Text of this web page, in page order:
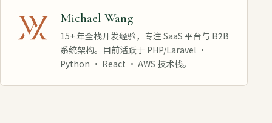
Michael Wang
15+ 年全栈开发经验，专注 SaaS 平台与 B2B
系统架构。目前活跃于 PHP/Laravel ·
Python · React · AWS 技术栈。